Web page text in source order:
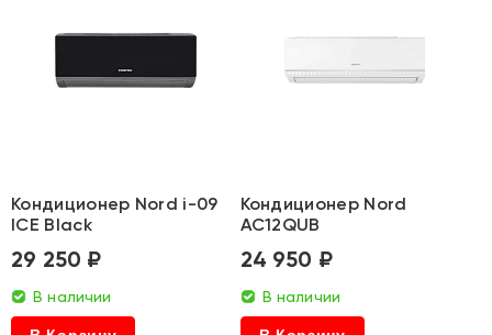
Кондиционер Nord i-09
ICE Black
29 250 ₽
В наличии
Кондиционер Nord
AC12QUB
24 950 ₽
В наличии